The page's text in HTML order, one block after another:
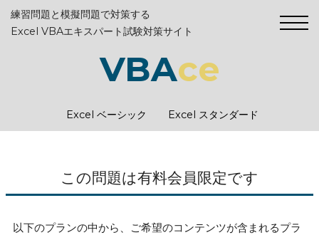
練習問題と模擬問題で対策する
Excel VBAエキスパート試験対策サイト
VBAce
Excel ベーシック Excel スタンダード
この問題は有料会員限定です
以下のプランの中から、ご希望のコンテンツが含まれるプラ